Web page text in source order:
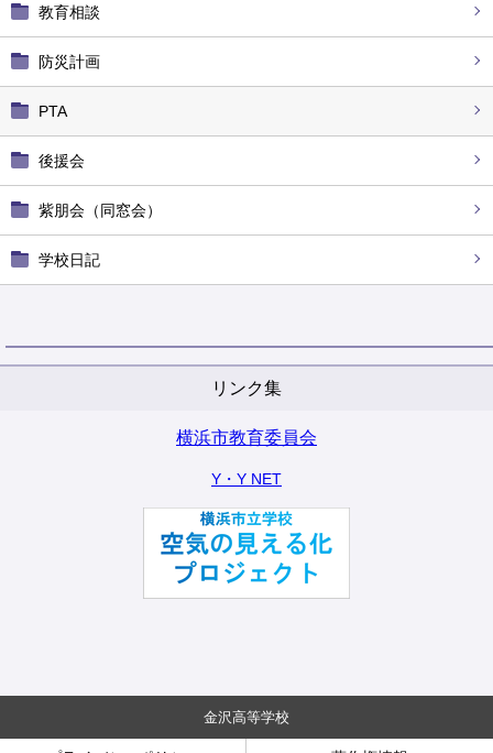
教育相談
防災計画
PTA
後援会
紫朋会（同窓会）
学校日記
リンク集
横浜市教育委員会
Y・Y NET
金沢高等学校